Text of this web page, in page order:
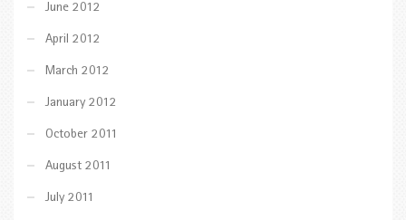
June 2012
April 2012
March 2012
January 2012
October 2011
August 2011
July 2011